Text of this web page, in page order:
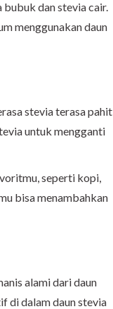
dan stevia cair.
menggunakan daun
stevia terasa pahit
untuk mengganti
seperti kopi,
bisa menambahkan
alami dari daun
di dalam daun stevia